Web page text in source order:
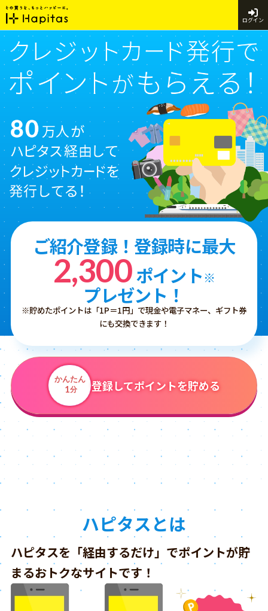
ログイン
ご紹介登録！登録時に最大
2,300ポイント※
プレゼント！
※貯めたポイントは「1P＝1円」で現金や電子マネー、ギフト券
にも交換できます！
かんたん
1分 登録してポイントを貯める
ハピタスとは
ハピタスを「経由するだけ」でポイントが貯
まるおトクなサイトです！